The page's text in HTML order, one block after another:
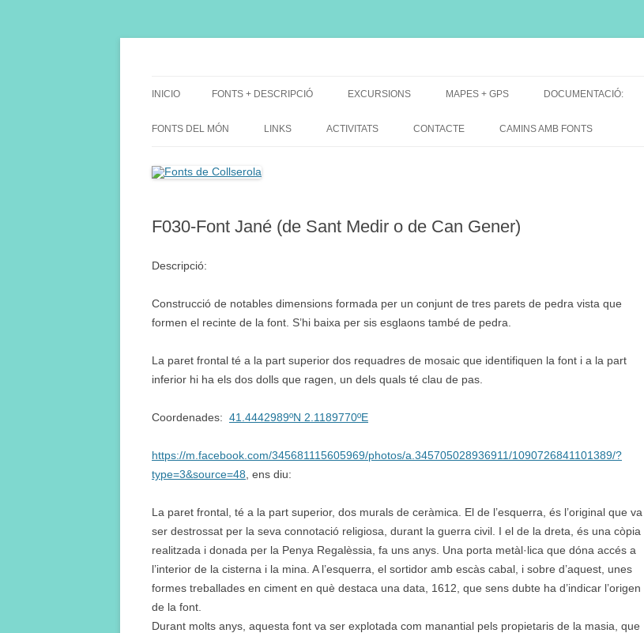
INICIO FONTS + DESCRIPCIÓ EXCURSIONS
DE GRUP
MAPES + GPS
MAPES EXCURSIONS
DOCUMENTACIÓ:
FONTS DEL MÓN LINKS ACTIVITATS CONTACTE CAMINS AMB FONTS
F030-Font Jané (de Sant Medir o de Can Gener)
Descripció:
Construcció de notables dimensions formada per un conjunt de tres parets de pedra vista que
formen el recinte de la font. S’hi baixa per sis esglaons també de pedra.
La paret frontal té a la part superior dos requadres de mosaic que identifiquen la font i a la part
inferior hi ha els dos dolls que ragen, un dels quals té clau de pas.
Coordenades: 41.4442989ºN 2.1189770ºE
https://m.facebook.com/345681115605969/photos/a.345705028936911/1090726841101389/?
type=3&source=48 , ens diu:
La paret frontal, té a la part superior, dos murals de ceràmica. El de l’esquerra, és l’original que va
ser destrossat per la seva connotació religiosa, durant la guerra civil. I el de la dreta, és una còpia
realitzada i donada per la Penya Regalèssia, fa uns anys. Una porta metàl·lica que dóna accés a
l’interior de la cisterna i la mina. A l’esquerra, el sortidor amb escàs cabal, i sobre d’aquest, unes
formes treballades en ciment en què destaca una data, 1612, que sens dubte ha d’indicar l’origen
de la font.
Durant molts anys, aquesta font va ser explotada com manantial pels propietaris de la masia, que